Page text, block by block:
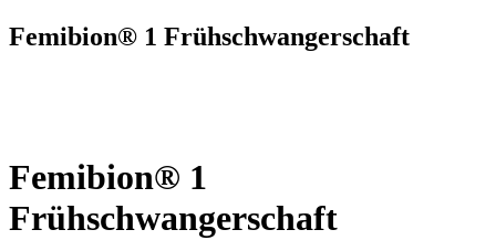
Femibion® 1 Frühschwangerschaft
Femibion® 1
Frühschwangerschaft